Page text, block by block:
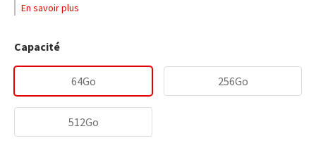
En savoir plus
Capacité
64Go 256Go
512Go